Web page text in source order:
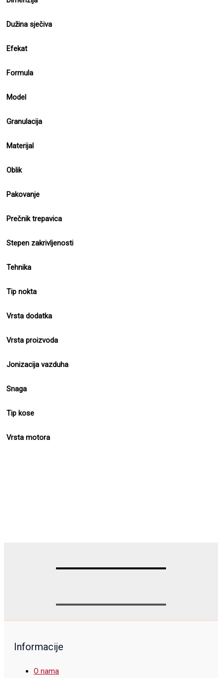
Dužina sječiva
Efekat
Formula
Model
Granulacija
Materijal
Oblik
Pakovanje
Prečnik trepavica
Stepen zakrivljenosti
Tehnika
Tip nokta
Vrsta dodatka
Vrsta proizvoda
Jonizacija vazduha
Snaga
Tip kose
Vrsta motora
Informacije
O nama